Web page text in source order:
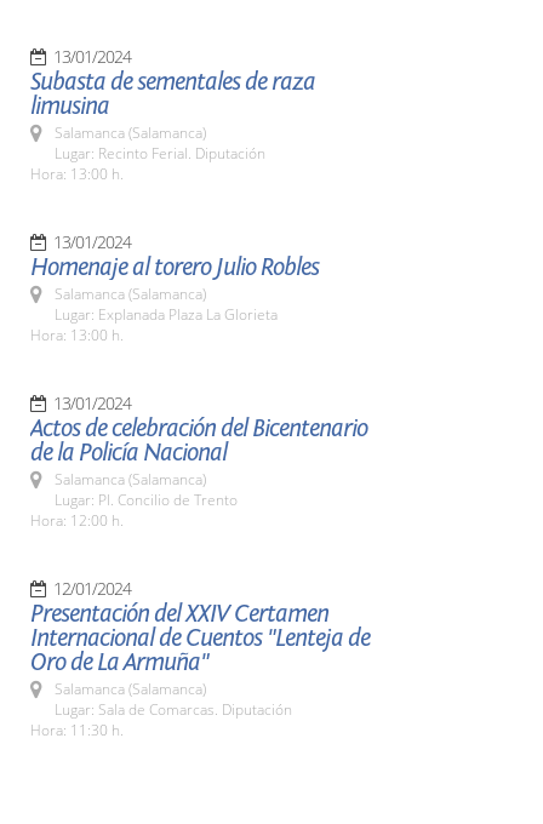
13/01/2024
Subasta de sementales de raza
limusina
Salamanca (Salamanca)
Lugar: Recinto Ferial. Diputación
Hora: 13:00 h.
13/01/2024
Homenaje al torero Julio Robles
Salamanca (Salamanca)
Lugar: Explanada Plaza La Glorieta
Hora: 13:00 h.
13/01/2024
Actos de celebración del Bicentenario
de la Policía Nacional
Salamanca (Salamanca)
Lugar: Pl. Concilio de Trento
Hora: 12:00 h.
12/01/2024
Presentación del XXIV Certamen
Internacional de Cuentos "Lenteja de
Oro de La Armuña"
Salamanca (Salamanca)
Lugar: Sala de Comarcas. Diputación
Hora: 11:30 h.